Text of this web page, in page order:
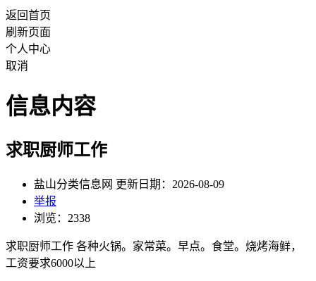
返回首页
刷新页面
个人中心
取消
信息内容
求职厨师工作
盐山分类信息网 更新日期：2026-08-09
举报
浏览：2338
求职厨师工作 各种火锅。家常菜。早点。食堂。烧烤海鲜，
工资要求6000以上